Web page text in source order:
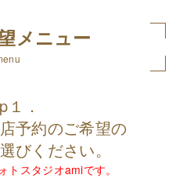
メニュー
１．
予約のご希望の
びください。
トスタジオamiです。